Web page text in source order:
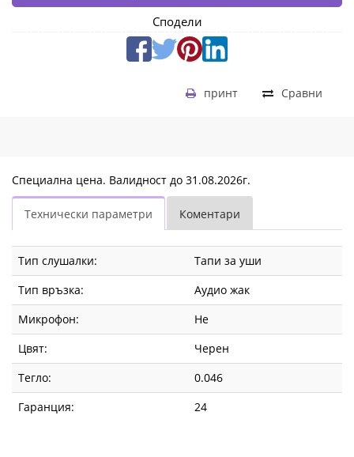
Сподели
Сравни
принт
Специална цена. Валидност до 31.08.2026г.
Технически параметри Коментари
Тип слушалки:
Тапи за уши
Тип връзка:
Аудио жак
Микрофон:
Не
Цвят:
Черен
Тегло:
0.046
Гаранция:
24